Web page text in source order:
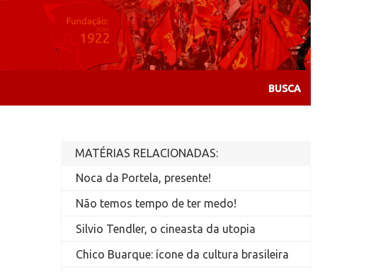
MATÉRIAS RELACIONADAS:
Noca da Portela, presente!
Não temos tempo de ter medo!
Silvio Tendler, o cineasta da utopia
Chico Buarque: ícone da cultura brasileira